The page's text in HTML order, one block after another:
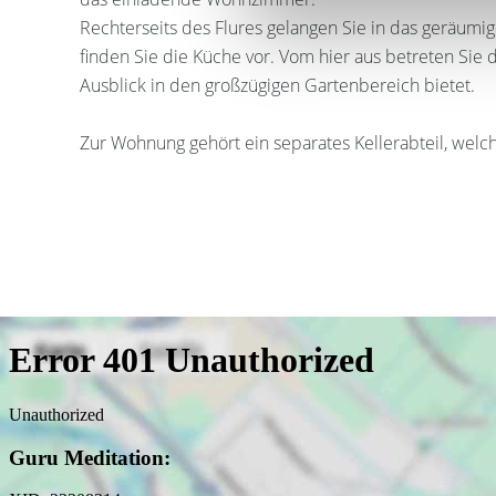
Rechterseits des Flures gelangen Sie in das
finden Sie die Küche vor. Vom hier aus betreten
Ausblick in den großzügigen Gartenbereich bietet.
Zur Wohnung gehört ein separates Kellerabteil,